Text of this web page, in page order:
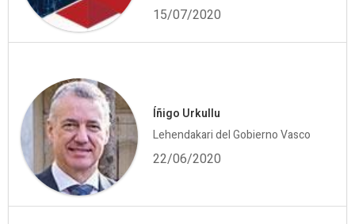
15/07/2020
Íñigo Urkullu
Lehendakari del Gobierno Vasco
22/06/2020